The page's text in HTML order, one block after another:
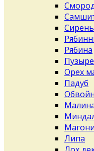
Сирень
Рябина
Орех
Падуб
Липа